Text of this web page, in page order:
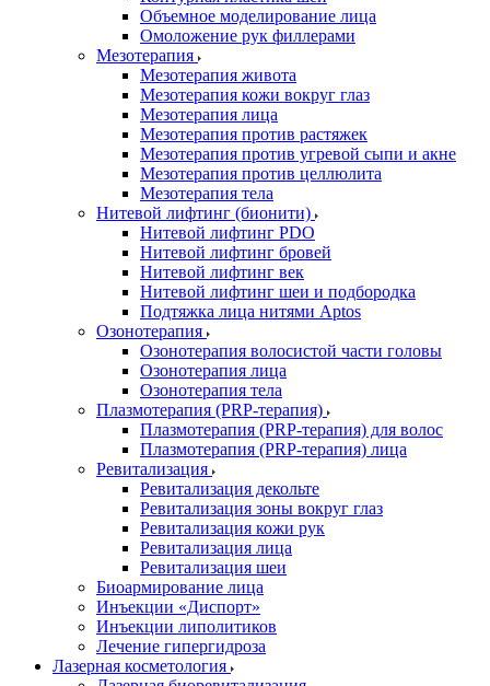
Объемное моделирование лица
Омоложение рук филлерами
Мезотерапия
Мезотерапия живота
Мезотерапия кожи вокруг глаз
Мезотерапия лица
Мезотерапия против растяжек
Мезотерапия против угревой сыпи и акне
Мезотерапия против целлюлита
Мезотерапия тела
Нитевой лифтинг (бионити)
Нитевой лифтинг PDO
Нитевой лифтинг бровей
Нитевой лифтинг век
Нитевой лифтинг шеи и подбородка
Подтяжка лица нитями Aptos
Озонотерапия
Озонотерапия волосистой части головы
Озонотерапия лица
Озонотерапия тела
Плазмотерапия (PRP-терапия)
Плазмотерапия (PRP-терапия) для волос
Плазмотерапия (PRP-терапия) лица
Ревитализация
Ревитализация декольте
Ревитализация зоны вокруг глаз
Ревитализация кожи рук
Ревитализация лица
Ревитализация шеи
Биоармирование лица
Инъекции «Диспорт»
Инъекции липолитиков
Лечение гипергидроза
Лазерная косметология